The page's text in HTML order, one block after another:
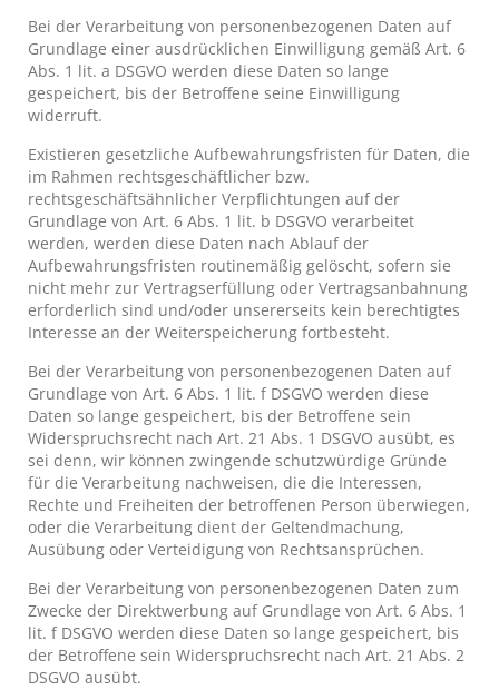
Bei der Verarbeitung von personenbezogenen Daten auf
Grundlage einer ausdrücklichen Einwilligung gemäß Art. 6
Abs. 1 lit. a DSGVO werden diese Daten so lange
gespeichert, bis der Betroffene seine Einwilligung
widerruft.
Existieren gesetzliche Aufbewahrungsfristen für Daten, die
im Rahmen rechtsgeschäftlicher bzw.
rechtsgeschäftsähnlicher Verpflichtungen auf der
Grundlage von Art. 6 Abs. 1 lit. b DSGVO verarbeitet
werden, werden diese Daten nach Ablauf der
Aufbewahrungsfristen routinemäßig gelöscht, sofern sie
nicht mehr zur Vertragserfüllung oder Vertragsanbahnung
erforderlich sind und/oder unsererseits kein berechtigtes
Interesse an der Weiterspeicherung fortbesteht.
Bei der Verarbeitung von personenbezogenen Daten auf
Grundlage von Art. 6 Abs. 1 lit. f DSGVO werden diese
Daten so lange gespeichert, bis der Betroffene sein
Widerspruchsrecht nach Art. 21 Abs. 1 DSGVO ausübt, es
sei denn, wir können zwingende schutzwürdige Gründe
für die Verarbeitung nachweisen, die die Interessen,
Rechte und Freiheiten der betroffenen Person überwiegen,
oder die Verarbeitung dient der Geltendmachung,
Ausübung oder Verteidigung von Rechtsansprüchen.
Bei der Verarbeitung von personenbezogenen Daten zum
Zwecke der Direktwerbung auf Grundlage von Art. 6 Abs. 1
lit. f DSGVO werden diese Daten so lange gespeichert, bis
der Betroffene sein Widerspruchsrecht nach Art. 21 Abs. 2
DSGVO ausübt.